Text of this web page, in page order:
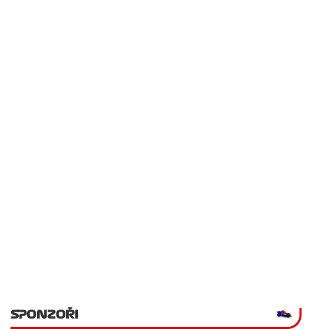
SPONZOŘI